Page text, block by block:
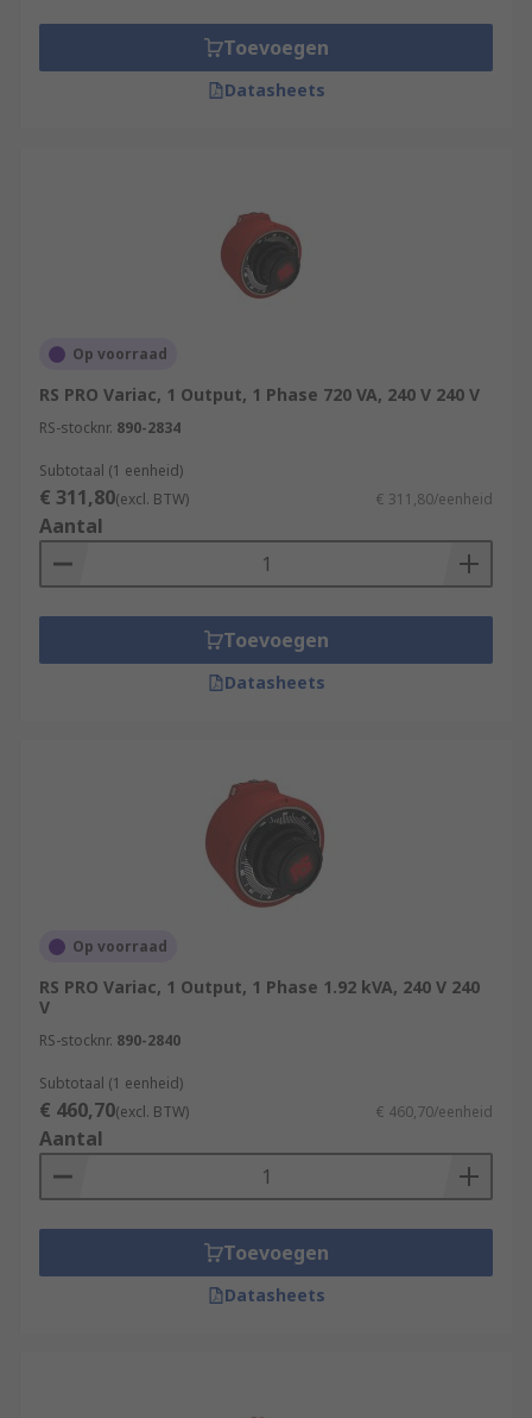
Toevoegen
Datasheets
Op voorraad
RS PRO Variac, 1 Output, 1 Phase 720 VA, 240 V 240 V
RS-stocknr. 890-2834
Subtotaal (1 eenheid)
€ 311,80(excl. BTW) € 311,80/eenheid
Aantal
Toevoegen
Datasheets
Op voorraad
RS PRO Variac, 1 Output, 1 Phase 1.92 kVA, 240 V 240
V
RS-stocknr. 890-2840
Subtotaal (1 eenheid)
€ 460,70(excl. BTW) € 460,70/eenheid
Aantal
Toevoegen
Datasheets